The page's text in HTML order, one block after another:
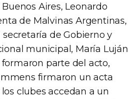
Aires, Leonardo
de Malvinas Argentinas,
secretaría de Gobierno y
municipal, María Luján
parte del acto,
firmaron un acta
clubes accedan a un